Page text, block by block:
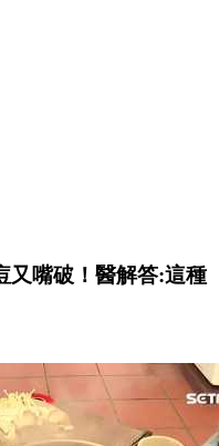
又嘴破！醫解答:這種